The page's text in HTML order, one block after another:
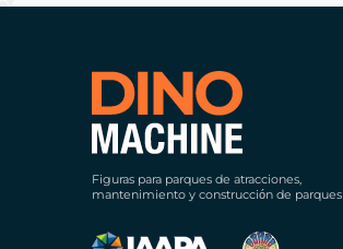
Figuras para parques de atracciones,
mantenimiento y construcción de parques